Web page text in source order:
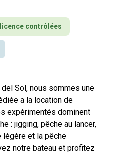
contrôlées
Sol, nous sommes une
a la location de
expérimentés dominent
: jigging, pêche au lancer,
légère et la pêche
notre bateau et profitez